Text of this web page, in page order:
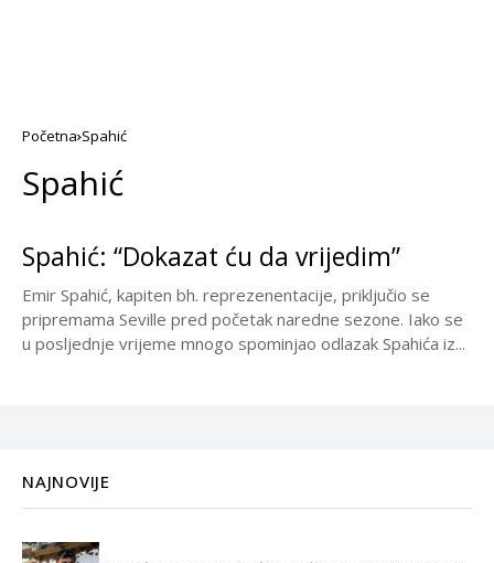
Početna Spahić
Spahić
Spahić: “Dokazat ću da vrijedim”
Emir Spahić, kapiten bh. reprezenentacije, priključio se
pripremama Seville pred početak naredne sezone. Iako se
u posljednje vrijeme mnogo spominjao odlazak Spahića iz...
NAJNOVIJE